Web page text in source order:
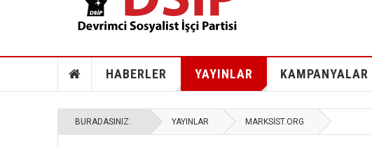
HABERLER YAYINLAR KAMPANYALAR
BURADASINIZ: YAYINLAR MARKSİST.ORG